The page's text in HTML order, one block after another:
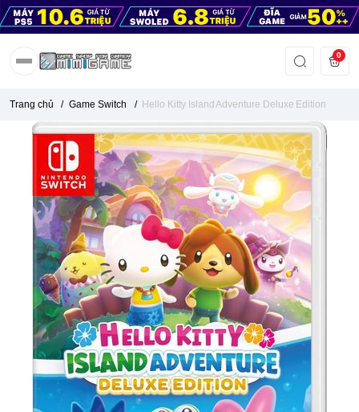
0
Trang chủ / Game Switch / Hello Kitty Island Adventure Deluxe Edition